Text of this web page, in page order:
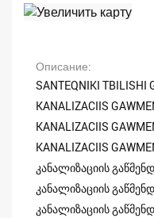
Описание
SANTEQNIKI TBILISHI
KANALIZACIIS
KANALIZACIIS
KANALIZACIIS
კანალიზაციის
კანალიზაციის
კანალიზაციის